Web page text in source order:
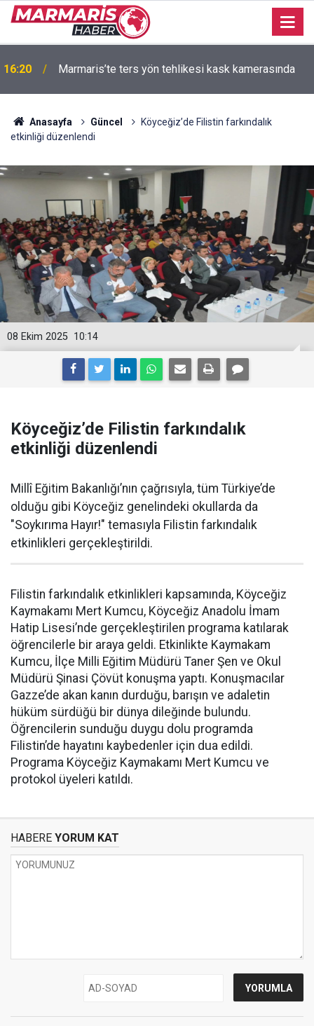
Marmaris’te ters yön tehlikesi kask kamerasında
09:20 9 Ağustos - 15 Ağustos burç yorumları
Anasayfa Güncel
Köyceğiz’de Filistin farkındalık
etkinliği düzenlendi
10:14
08 Ekim 2025
Köyceğiz’de Filistin farkındalık
etkinliği düzenlendi
Millî Eğitim Bakanlığı’nın çağrısıyla, tüm Türkiye’de
olduğu gibi Köyceğiz genelindeki okullarda da
"Soykırıma Hayır!" temasıyla Filistin farkındalık
etkinlikleri gerçekleştirildi.
Filistin farkındalık etkinlikleri kapsamında, Köyceğiz
Kaymakamı Mert Kumcu, Köyceğiz Anadolu İmam
Hatip Lisesi’nde gerçekleştirilen programa katılarak
öğrencilerle bir araya geldi. Etkinlikte Kaymakam
Kumcu, İlçe Milli Eğitim Müdürü Taner Şen ve Okul
Müdürü Şinasi Çövüt konuşma yaptı. Konuşmacılar
Gazze’de akan kanın durduğu, barışın ve adaletin
hüküm sürdüğü bir dünya dileğinde bulundu.
Öğrencilerin sunduğu duygu dolu programda
Filistin’de hayatını kaybedenler için dua edildi.
Programa Köyceğiz Kaymakamı Mert Kumcu ve
protokol üyeleri katıldı.
HABERE YORUM KAT